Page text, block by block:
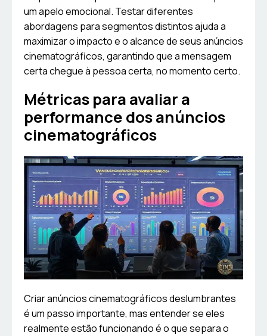
um apelo emocional. Testar diferentes
abordagens para segmentos distintos ajuda a
maximizar o impacto e o alcance de seus anúncios
cinematográficos, garantindo que a mensagem
certa chegue à pessoa certa, no momento certo.
Métricas para avaliar a
performance dos anúncios
cinematográficos
Criar anúncios cinematográficos deslumbrantes
é um passo importante, mas entender se eles
realmente estão funcionando é o que separa o